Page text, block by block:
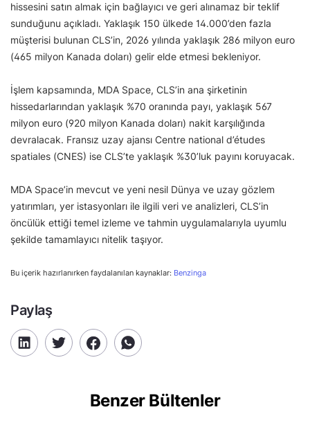
hissesini satın almak için bağlayıcı ve geri alınamaz bir teklif
sunduğunu açıkladı. Yaklaşık 150 ülkede 14.000’den fazla
müşterisi bulunan CLS’in, 2026 yılında yaklaşık 286 milyon euro
(465 milyon Kanada doları) gelir elde etmesi bekleniyor.
İşlem kapsamında, MDA Space, CLS’in ana şirketinin
hissedarlarından yaklaşık %70 oranında payı, yaklaşık 567
milyon euro (920 milyon Kanada doları) nakit karşılığında
devralacak. Fransız uzay ajansı Centre national d’études
spatiales (CNES) ise CLS’te yaklaşık %30’luk payını koruyacak.
MDA Space’in mevcut ve yeni nesil Dünya ve uzay gözlem
yatırımları, yer istasyonları ile ilgili veri ve analizleri, CLS’in
öncülük ettiği temel izleme ve tahmin uygulamalarıyla uyumlu
şekilde tamamlayıcı nitelik taşıyor.
Bu içerik hazırlanırken faydalanılan kaynaklar: Benzinga
Paylaş
Benzer Bültenler